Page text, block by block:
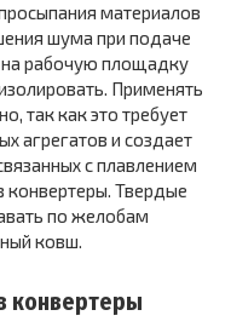
материалов
шума при подаче
на рабочую площадку
Применять
так как это требует
агрегатов и создает
с плавлением
конвертеры. Твердые
по желобам
ковш.
конвертеры